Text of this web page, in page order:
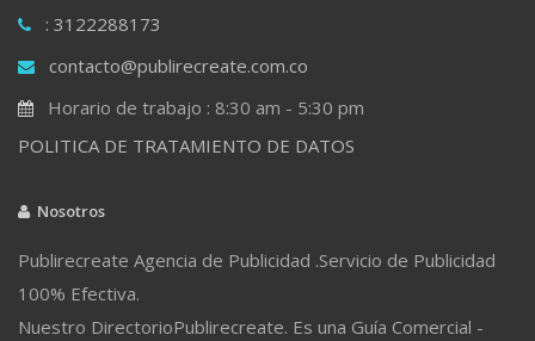
: 3122288173
contacto@publirecreate.com.co
Horario de trabajo : 8:30 am - 5:30 pm
POLITICA DE TRATAMIENTO DE DATOS
Nosotros
Publirecreate Agencia de Publicidad .Servicio de Publicidad
100% Efectiva.
Nuestro DirectorioPublirecreate. Es una Guía Comercial -